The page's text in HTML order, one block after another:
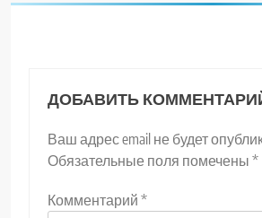
ДОБАВИТЬ
Ваш адрес email не будет
Обязательные поля помечены *
Комментарий *